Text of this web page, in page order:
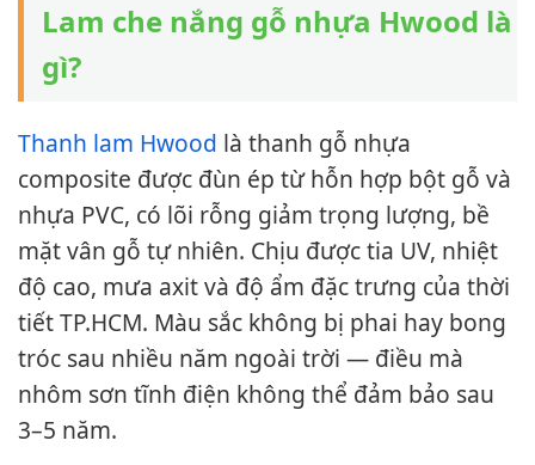
Lam che nắng gỗ nhựa Hwood là
gì?
Thanh lam Hwood là thanh gỗ nhựa
composite được đùn ép từ hỗn hợp bột gỗ và
nhựa PVC, có lõi rỗng giảm trọng lượng, bề
mặt vân gỗ tự nhiên. Chịu được tia UV, nhiệt
độ cao, mưa axit và độ ẩm đặc trưng của thời
tiết TP.HCM. Màu sắc không bị phai hay bong
tróc sau nhiều năm ngoài trời — điều mà
nhôm sơn tĩnh điện không thể đảm bảo sau
3–5 năm.